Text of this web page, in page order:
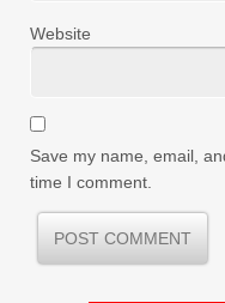
Website
Save my name, email,
time I comment.